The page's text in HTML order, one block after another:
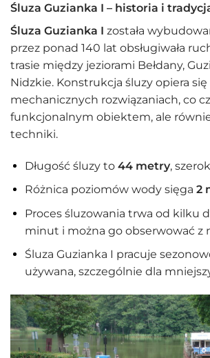
Śluza Guzianka I – historia i
Śluza Guzianka I została
przez ponad 140 lat obsługiwała
trasie między jeziorami Bełdany,
Nidzkie. Konstrukcja śluzy opiera
mechanicznych rozwiązaniach, co
funkcjonalnym obiektem, ale
techniki.
Długość śluzy to 44 metry,
Różnica poziomów wody sięga 2
Proces śluzowania trwa od kilku
minut i można go obserwować z
Śluza Guzianka I pracuje
używana, szczególnie dla